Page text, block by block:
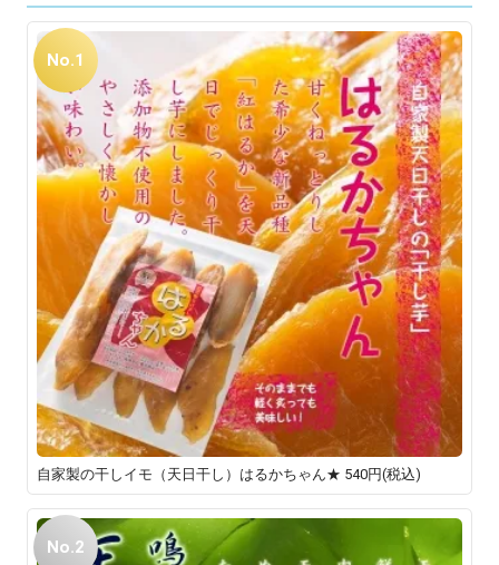
No.1
自家製の干しイモ（天日干し）はるかちゃん★ 540円(税込)
No.2